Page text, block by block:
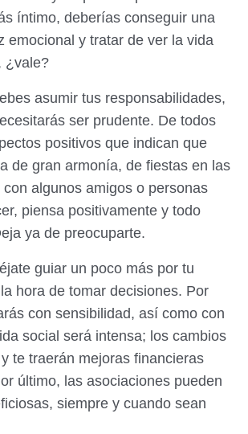
íntimo, deberías conseguir una
emocional y tratar de ver la vida
¿vale?
asumir tus responsabilidades,
ser prudente. De todos
positivos que indican que
de gran armonía, de fiestas en las
algunos amigos o personas
piensa positivamente y todo
ya de preocuparte.
guiar un poco más por tu
hora de tomar decisiones. Por
con sensibilidad, así como con
social será intensa; los cambios
te traerán mejoras financieras
último, las asociaciones pueden
siempre y cuando sean